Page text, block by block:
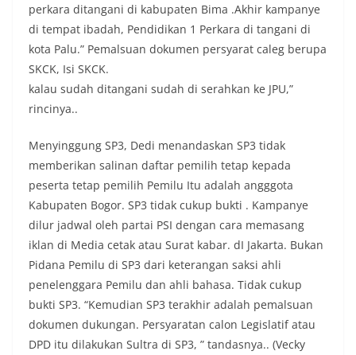
perkara ditangani di kabupaten Bima .Akhir kampanye
di tempat ibadah, Pendidikan 1 Perkara di tangani di
kota Palu.” Pemalsuan dokumen persyarat caleg berupa
SKCK, Isi SKCK.
kalau sudah ditangani sudah di serahkan ke JPU,”
rincinya..
Menyinggung SP3, Dedi menandaskan SP3 tidak
memberikan salinan daftar pemilih tetap kepada
peserta tetap pemilih Pemilu Itu adalah angggota
Kabupaten Bogor. SP3 tidak cukup bukti . Kampanye
dilur jadwal oleh partai PSI dengan cara memasang
iklan di Media cetak atau Surat kabar. dI Jakarta. Bukan
Pidana Pemilu di SP3 dari keterangan saksi ahli
penelenggara Pemilu dan ahli bahasa. Tidak cukup
bukti SP3. “Kemudian SP3 terakhir adalah pemalsuan
dokumen dukungan. Persyaratan calon Legislatif atau
DPD itu dilakukan Sultra di SP3, ” tandasnya.. (Vecky